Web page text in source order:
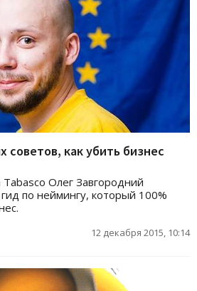
советов, как убить бизнес
Tabasco Олег Завгородний
по неймингу, который 100%
12 декабря 2015, 10:14